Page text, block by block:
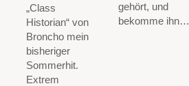
„Class
Historian“ von
Broncho mein
bisheriger
Sommerhit.
Extrem
gehört, und
bekomme ihn…